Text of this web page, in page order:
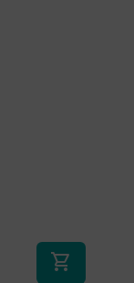
shopping_cart